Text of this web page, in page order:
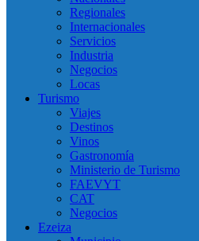
Regionales
Internacionales
Servicios
Industria
Negocios
Locas
Turismo
Viajes
Destinos
Vinos
Gastronomía
Ministerio de Turismo
FAEVYT
CAT
Negocios
Ezeiza